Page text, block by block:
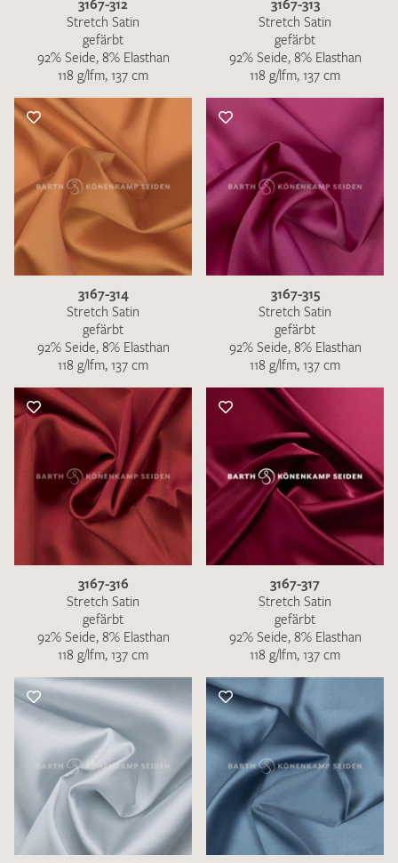
3167-312
Stretch Satin
gefärbt
92% Seide, 8% Elasthan
118 g/lfm, 137 cm
3167-313
Stretch Satin
gefärbt
92% Seide, 8% Elasthan
118 g/lfm, 137 cm
3167-314
Stretch Satin
gefärbt
92% Seide, 8% Elasthan
118 g/lfm, 137 cm
3167-315
Stretch Satin
gefärbt
92% Seide, 8% Elasthan
118 g/lfm, 137 cm
3167-316
Stretch Satin
gefärbt
92% Seide, 8% Elasthan
118 g/lfm, 137 cm
3167-317
Stretch Satin
gefärbt
92% Seide, 8% Elasthan
118 g/lfm, 137 cm